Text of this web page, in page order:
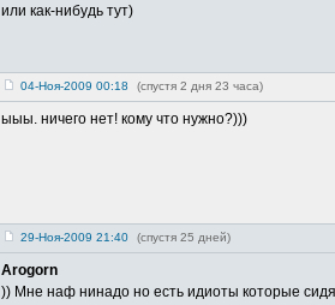
или как-нибудь тут)
04-Ноя-2009 00:18 (спустя 2 дня 23 часа)
ыыы. ничего нет! кому что нужно?)))
29-Ноя-2009 21:40 (спустя 25 дней)
Arogorn
)) Мне наф нинадо но есть идиоты которые